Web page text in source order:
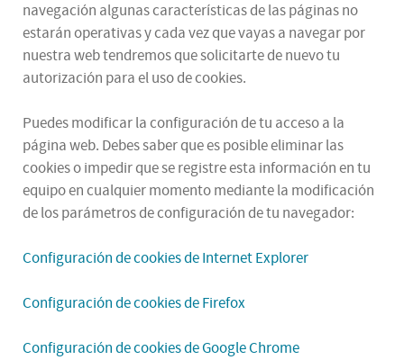
navegación algunas características de las páginas no
estarán operativas y cada vez que vayas a navegar por
nuestra web tendremos que solicitarte de nuevo tu
autorización para el uso de cookies.
Puedes modificar la configuración de tu acceso a la
página web. Debes saber que es posible eliminar las
cookies o impedir que se registre esta información en tu
equipo en cualquier momento mediante la modificación
de los parámetros de configuración de tu navegador:
Configuración de cookies de Internet Explorer
Configuración de cookies de Firefox
Configuración de cookies de Google Chrome